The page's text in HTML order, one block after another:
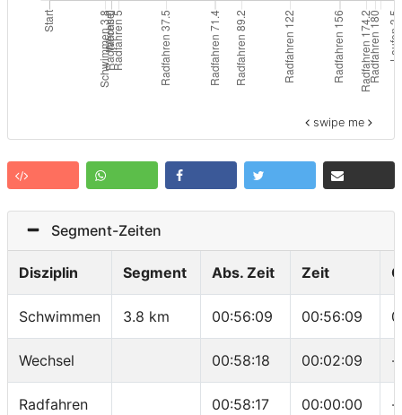
swipe me
Segment-Zeiten
Disziplin Segment Abs. Zeit Zeit
Schwimmen 3.8 km 00:56:09 00:56:09
Wechsel 00:58:18 00:02:09 -
Radfahren 00:58:17 00:00:00 -